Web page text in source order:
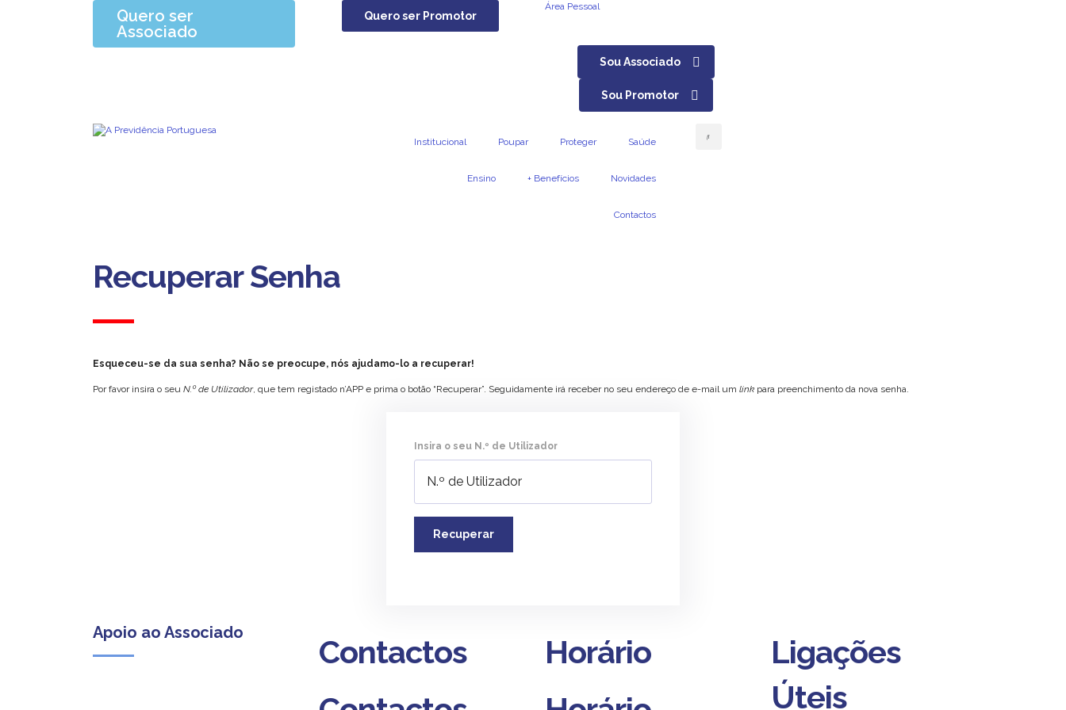
Quero ser
Associado
Quero ser Promotor
Área Pessoal
Sou Associado
Sou Promotor
Institucional Poupar Proteger Saúde
Ensino + Benefícios Novidades
Contactos
Mais perto de SiRecuperar Senha
Esqueceu-se da sua senha? Não se preocupe, nós ajudamo-lo a recuperar!
Por favor insira o seu N.º de Utilizador, que tem registado n’APP e prima o botão “Recuperar”. Seguidamente irá receber no seu endereço de e-mail um link para preenchimento da nova senha.
Insira o seu N.º de Utilizador
Recuperar
Apoio ao Associado
Contactos
Horário
Ligações
Úteis